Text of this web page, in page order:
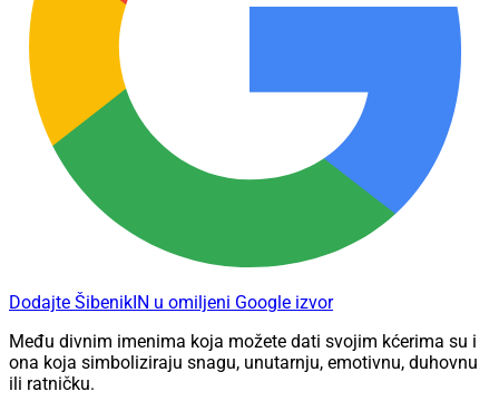
Dodajte ŠibenikIN u omiljeni Google izvor
Među divnim imenima koja možete dati svojim kćerima su i
ona koja simboliziraju snagu, unutarnju, emotivnu, duhovnu
ili ratničku.